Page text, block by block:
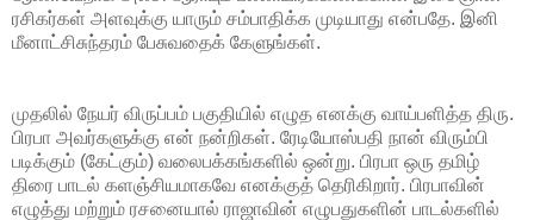
ரசிகர்கள் அளவுக்கு யாரும் சம்பாதிக்க முடியாது என்பதே. இனி
மீனாட்சிசுந்தரம் பேசுவதைக் கேளுங்கள்.
முதலில் நேயர் விருப்பம் பகுதியில் எழுத எனக்கு வாய்பளித்த திரு.
பிரபா அவர்களுக்கு என் நன்றிகள். ரேடியோஸ்பதி நான் விரும்பி
படிக்கும் (கேட்கும்) வலைபக்கங்களில் ஒன்று. பிரபா ஒரு தமிழ்
திரை பாடல் களஞ்சியமாகவே எனக்குத் தெரிகிறார். பிரபாவின்
எழுத்து மற்றும் ரசனையால் ராஜாவின் எழுபதுகளின் பாடல்களில்